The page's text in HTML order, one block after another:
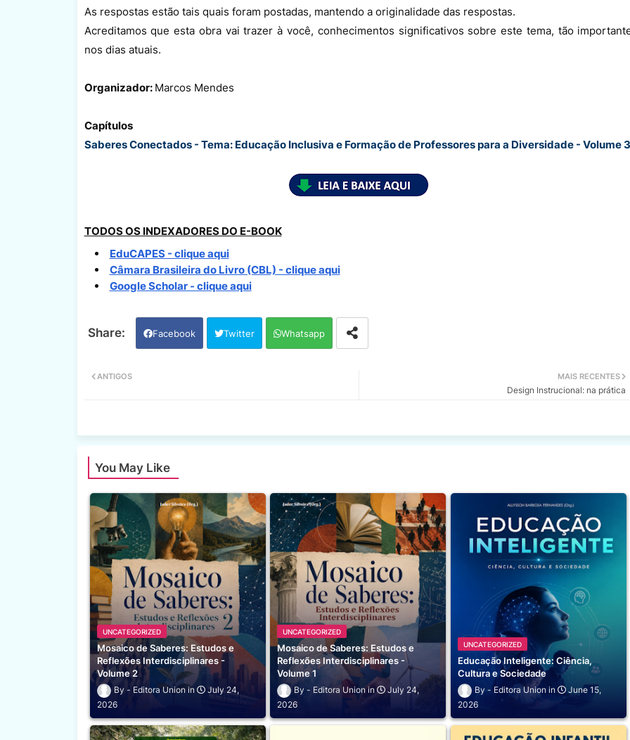
As respostas estão tais quais foram postadas, mantendo a originalidade das respostas.
Acreditamos que esta obra vai trazer à você, conhecimentos significativos sobre este tema, tão
nos dias atuais.
Organizador: Marcos Mendes
Capítulos
Saberes Conectados - Tema: Educação Inclusiva e Formação de Professores para a Diversidade - Volume 3
TODOS OS INDEXADORES DO E-BOOK
EduCAPES - clique aqui
Câmara Brasileira do Livro (CBL) - clique aqui
Google Scholar - clique aqui
Facebook Twitter Whatsapp
MAIS RECENTES
Design Instrucional: na prática
ANTIGOS
You May Like
UNCATEGORIZED
Mosaico de Saberes: Estudos e
Reflexões Interdisciplinares -
Volume 2
Editora Union
July 24,
2026
UNCATEGORIZED
Mosaico de Saberes: Estudos e
Reflexões Interdisciplinares -
Volume 1
Editora Union
July 24,
2026
UNCATEGORIZED
Educação Inteligente: Ciência,
Cultura e Sociedade
Editora Union
June 15,
2026